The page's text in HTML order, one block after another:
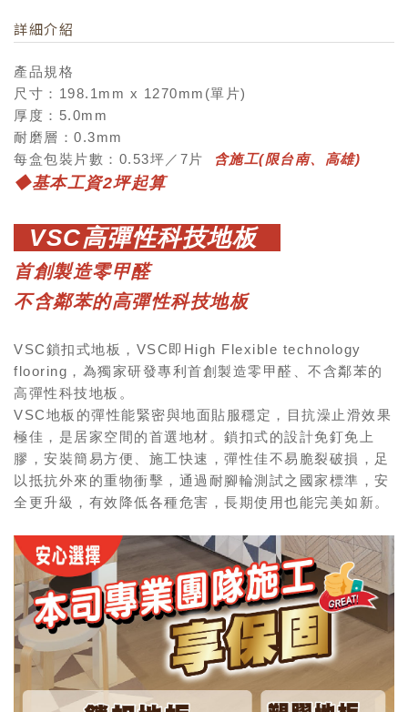
詳細介紹
產品規格
尺寸：198.1mm x 1270mm(單片)
厚度：5.0mm
耐磨層：0.3mm
每盒包裝片數：0.53坪／7片
含施工(限台南、高雄)
◆基本工資2坪起算
VSC高彈性科技地板
首創製造零甲醛
不含鄰苯的高彈性科技地板
VSC鎖扣式地板，VSC即High Flexible technology
flooring，為獨家研發專利首創製造零甲醛、不含鄰苯的
高彈性科技地板。
VSC地板的彈性能緊密與地面貼服穩定，目抗澡止滑效果
極佳，是居家空間的首選地材。鎖扣式的設計免釘免上
膠，安裝簡易方便、施工快速，彈性佳不易脆裂破損，足
以抵抗外來的重物衝擊，通過耐腳輪測試之國家標準，安
全更升級，有效降低各種危害，長期使用也能完美如新。